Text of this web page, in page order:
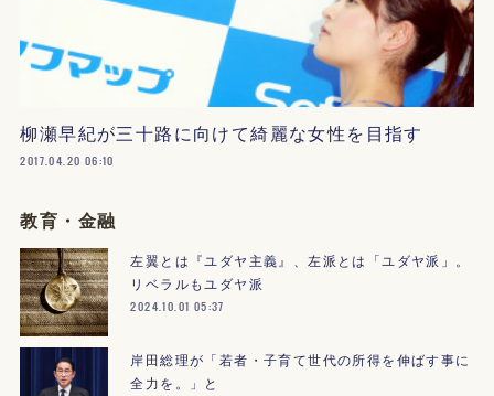
柳瀬早紀が三十路に向けて綺麗な女性を目指す
2017.04.20 06:10
教育・金融
左翼とは『ユダヤ主義』、左派とは「ユダヤ派」。
リベラルもユダヤ派
2024.10.01 05:37
岸田総理が「若者・子育て世代の所得を伸ばす事に
全力を。」と